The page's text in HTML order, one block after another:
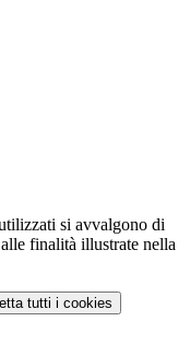
si avvalgono di
finalità illustrate nella
tutti i cookies